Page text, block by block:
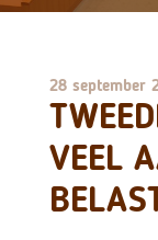
28 september
VEEL